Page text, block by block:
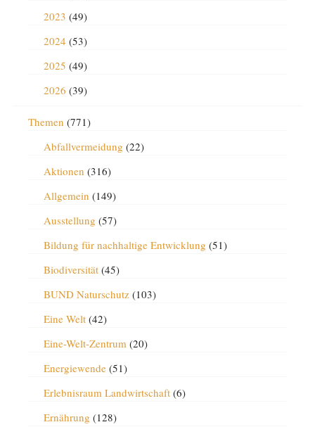
2023 (49)
2024 (53)
2025 (49)
2026 (39)
Themen (771)
Abfallvermeidung (22)
Aktionen (316)
Allgemein (149)
Ausstellung (57)
Bildung für nachhaltige Entwicklung (51)
Biodiversität(45)
BUND Naturschutz(103)
Eine Welt(42)
Eine-Welt-Zentrum(20)
Energiewende(51)
Erlebnisraum Landwirtschaft(6)
Ernährung (128)